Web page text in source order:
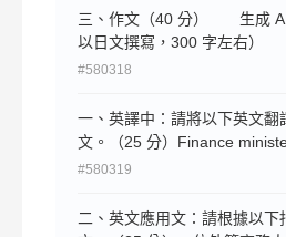
に一時占拠された。現在はウ
下にあり、国際 原子力機関（
監視が続いている。2025 年 2
の屋根が損傷 した。新たに 5
億円）の修復費が必要とされ
遠超過淨灘的數千噸。荒野保
立即與環團、學界、產業合作
三、作文（40 分） 生成 AI
以日文撰寫，300 字左右）
#580318
一、英譯中：請將以下英文翻
文。（25 分）Finance
bank governors from the
have adopted a
#580319
二、英文應用文：請根據以下